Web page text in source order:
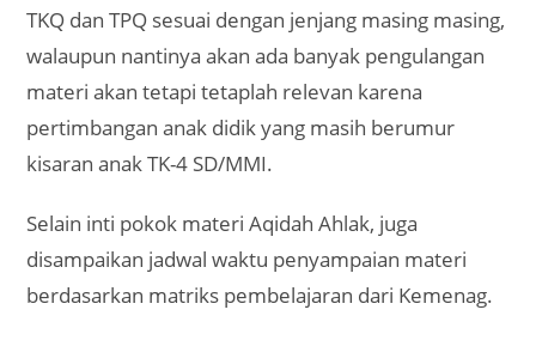
TKQ dan TPQ sesuai dengan jenjang masing masing,
walaupun nantinya akan ada banyak pengulangan
materi akan tetapi tetaplah relevan karena
pertimbangan anak didik yang masih berumur
kisaran anak TK-4 SD/MMI.
Selain inti pokok materi Aqidah Ahlak, juga
disampaikan jadwal waktu penyampaian materi
berdasarkan matriks pembelajaran dari Kemenag.